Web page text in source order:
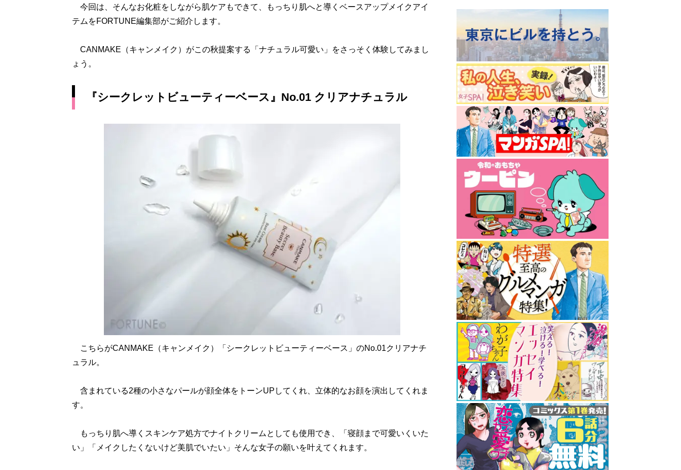
今回は、そんなお化粧をしながら肌ケアもできて、もっちり肌へと導くベースアップメイクアイ
テムをFORTUNE編集部がご紹介します。
CANMAKE（キャンメイク）がこの秋提案する「ナチュラル可愛い」をさっそく体験してみまし
ょう。
『シークレットビューティーベース』No.01 クリアナチュラル
こちらがCANMAKE（キャンメイク）「シークレットビューティーベース」のNo.01クリアナチ
ュラル。
含まれている2種の小さなパールが顔全体をトーンUPしてくれ、立体的なお顔を演出してくれま
す。
もっちり肌へ導くスキンケア処方でナイトクリームとしても使用でき、「寝顔まで可愛いくいた
い」「メイクしたくないけど美肌でいたい」そんな女子の願いを叶えてくれます。